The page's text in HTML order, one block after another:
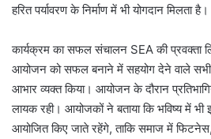
हरित पर्यावरण के निर्माण में भी योगदान मिलता है।
कार्यक्रम का सफल संचालन SEA की प्रवक्ता
आयोजन को सफल बनाने में सहयोग देने वाले सभी
आभार व्यक्त किया। आयोजन के दौरान
लायक रही। आयोजकों ने बताया कि भविष्य में भी
आयोजित किए जाते रहेंगे, ताकि समाज में